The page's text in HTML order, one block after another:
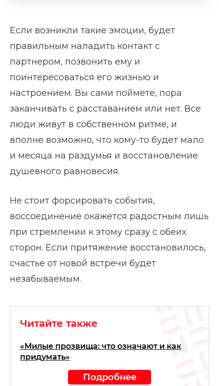
Если возникли такие эмоции, будет
правильным наладить контакт с
партнером, позвонить ему и
поинтересоваться его жизнью и
настроением. Вы сами поймете, пора
заканчивать с расставанием или нет. Все
люди живут в собственном ритме, и
вполне возможно, что кому-то будет мало
и месяца на раздумья и восстановление
душевного равновесия.
Не стоит форсировать события,
воссоединение окажется радостным лишь
при стремлении к этому сразу с обеих
сторон. Если притяжение восстановилось,
счастье от новой встречи будет
незабываемым.
Читайте также
«Милые прозвища: что означают и как
придумать»
Подробнее